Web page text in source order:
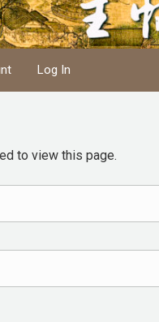
Log In
to view this page.